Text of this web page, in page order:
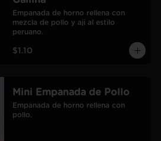
Empanada de horno rellena con
mezcla de pollo y ají al estilo
peruano.
$1.10
Mini Empanada de Pollo
Empanada de horno rellena con
pollo.